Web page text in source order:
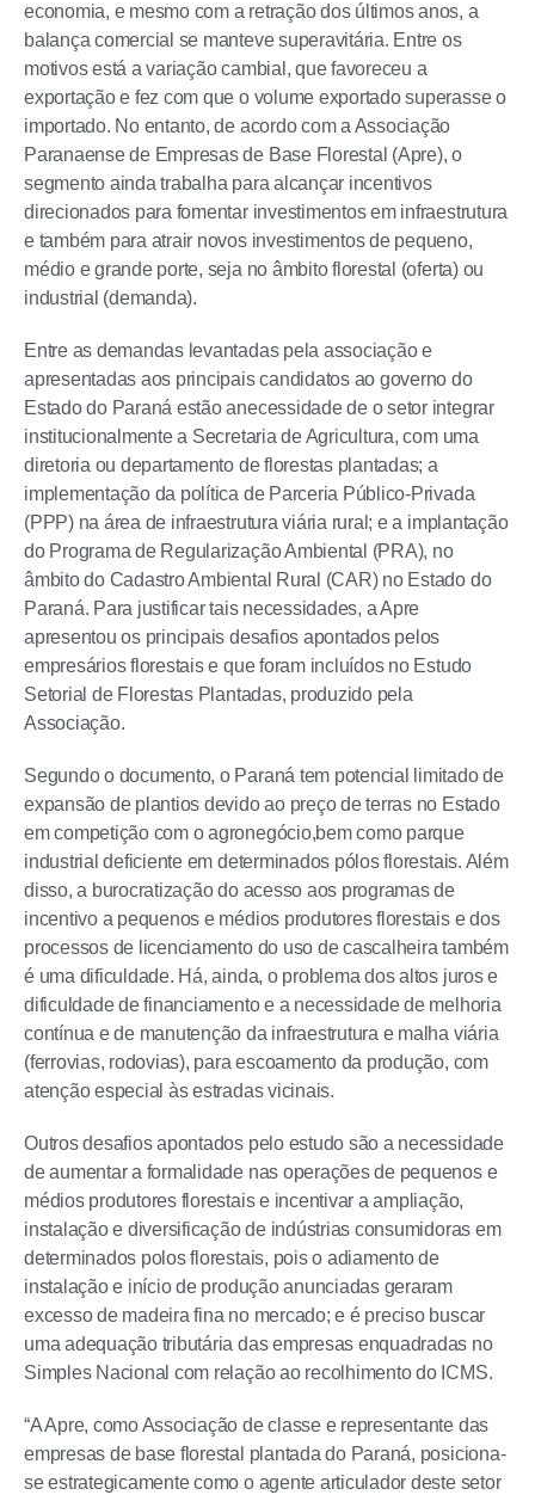
economia, e mesmo com a retração dos últimos anos, a
balança comercial se manteve superavitária. Entre os
motivos está a variação cambial, que favoreceu a
exportação e fez com que o volume exportado superasse o
importado. No entanto, de acordo com a Associação
Paranaense de Empresas de Base Florestal (Apre), o
segmento ainda trabalha para alcançar incentivos
direcionados para fomentar investimentos em infraestrutura
e também para atrair novos investimentos de pequeno,
médio e grande porte, seja no âmbito florestal (oferta) ou
industrial (demanda).
Entre as demandas levantadas pela associação e
apresentadas aos principais candidatos ao governo do
Estado do Paraná estão anecessidade de o setor integrar
institucionalmente a Secretaria de Agricultura, com uma
diretoria ou departamento de florestas plantadas; a
implementação da política de Parceria Público-Privada
(PPP) na área de infraestrutura viária rural; e a implantação
do Programa de Regularização Ambiental (PRA), no
âmbito do Cadastro Ambiental Rural (CAR) no Estado do
Paraná. Para justificar tais necessidades, a Apre
apresentou os principais desafios apontados pelos
empresários florestais e que foram incluídos no Estudo
Setorial de Florestas Plantadas, produzido pela
Associação.
Segundo o documento, o Paraná tem potencial limitado de
expansão de plantios devido ao preço de terras no Estado
em competição com o agronegócio,bem como parque
industrial deficiente em determinados pólos florestais. Além
disso, a burocratização do acesso aos programas de
incentivo a pequenos e médios produtores florestais e dos
processos de licenciamento do uso de cascalheira também
é uma dificuldade. Há, ainda, o problema dos altos juros e
dificuldade de financiamento e a necessidade de melhoria
contínua e de manutenção da infraestrutura e malha viária
(ferrovias, rodovias), para escoamento da produção, com
atenção especial às estradas vicinais.
Outros desafios apontados pelo estudo são a necessidade
de aumentar a formalidade nas operações de pequenos e
médios produtores florestais e incentivar a ampliação,
instalação e diversificação de indústrias consumidoras em
determinados polos florestais, pois o adiamento de
instalação e início de produção anunciadas geraram
excesso de madeira fina no mercado; e é preciso buscar
uma adequação tributária das empresas enquadradas no
Simples Nacional com relação ao recolhimento do ICMS.
“A Apre, como Associação de classe e representante das
empresas de base florestal plantada do Paraná, posiciona-
se estrategicamente como o agente articulador deste setor